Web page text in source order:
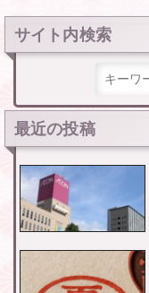
サイト内検索
最近の投稿